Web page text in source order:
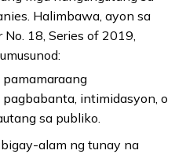
Halimbawa, ayon sa
18, Series of 2019,
intimidasyon, o
sa publiko.
alam ng tunay na